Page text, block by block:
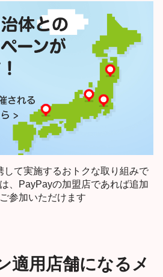
して実施するおトクな取り組みで
、PayPayの加盟店であれば追加
参加いただけます
適用店舗になるメ